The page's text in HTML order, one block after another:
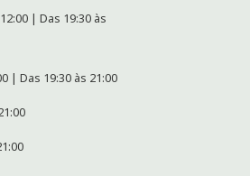
| Das 19:30 às
| Das 19:30 às 21:00